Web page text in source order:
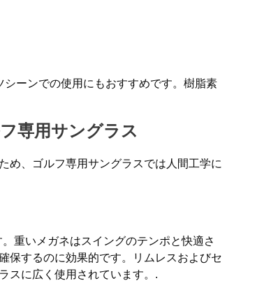
ーンでの使用にもおすすめです。樹脂素
専用サングラス
め、ゴルフ専用サングラスでは人間工学に
重いメガネはスイングのテンポと快適さ
保するのに効果的です。リムレスおよびセ
スに広く使用されています。.